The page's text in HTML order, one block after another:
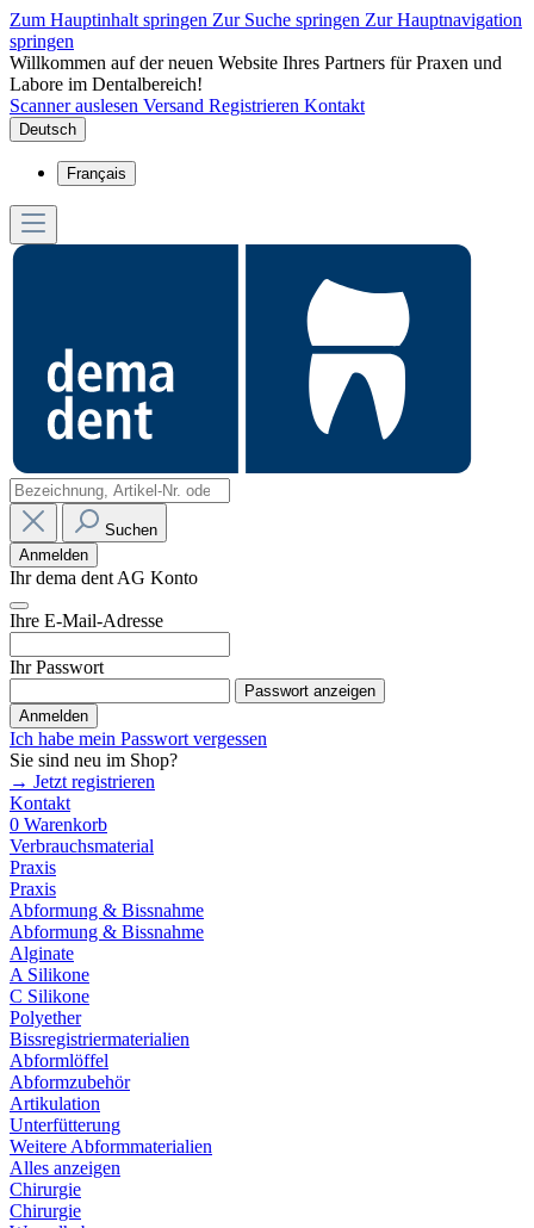
Zum Hauptinhalt springen Zur Suche springen Zur Hauptnavigation
springen
Willkommen auf der neuen Website Ihres Partners für Praxen und
Labore im Dentalbereich!
Scanner auslesen Versand Registrieren Kontakt
Deutsch
Français
Suchen
Anmelden
Ihr dema dent AG Konto
Ihre E-Mail-Adresse
Ihr Passwort
Passwort anzeigen
Anmelden
Ich habe mein Passwort vergessen
Sie sind neu im Shop?
→ Jetzt registrieren
Kontakt
0 Warenkorb
Verbrauchsmaterial
Praxis
Praxis
Abformung & Bissnahme
Abformung & Bissnahme
Alginate
A Silikone
C Silikone
Polyether
Bissregistriermaterialien
Abformlöffel
Abformzubehör
Artikulation
Unterfütterung
Weitere Abformmaterialien
Alles anzeigen
Chirurgie
Chirurgie